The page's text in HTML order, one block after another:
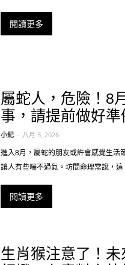
閱讀更多
屬蛇人，危險！8
事，請提前做好準
小紀 - 八月 3, 2026
進入8月，屬蛇的朋友或許會感覺生活
讓人有些喘不過氣。坊間命理常說，這
閱讀更多
生肖猴注意了！